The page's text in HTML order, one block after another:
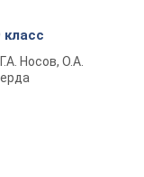
класс
Носов, О.А.